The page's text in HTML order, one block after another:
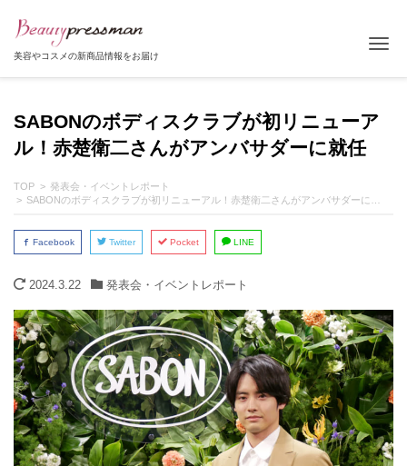
美容やコスメの新商品情報をお届け
SABONのボディスクラブが初リニューア
ル！赤楚衛二さんがアンバサダーに就任
TOP
発表会・イベントレポート
SABONのボディスクラブが初リニューアル！赤楚衛二さんがアンバサダーに就任
Facebook Twitter Pocket LINE
2024.3.22 発表会・イベントレポート